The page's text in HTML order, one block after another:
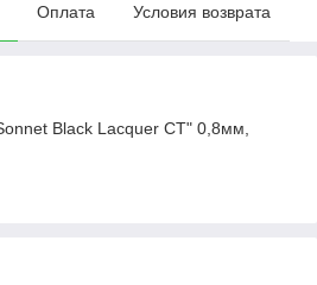
Оплата Условия возврата
Black Lacquer CT" 0,8мм,